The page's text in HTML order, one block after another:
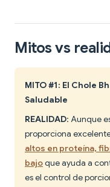
Mitos vs
MITO #1: El Chole
Saludable
REALIDAD: Aunque
proporciona
altos en proteína,
bajoque ayuda a
es el control de